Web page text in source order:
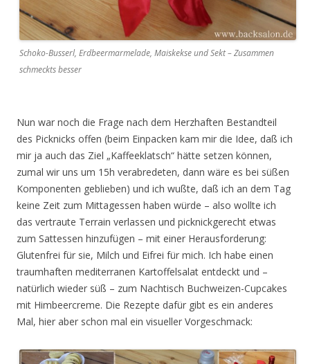
Schoko-Busserl, Erdbeermarmelade, Maiskekse und Sekt – Zusammen
schmeckts besser
Nun war noch die Frage nach dem Herzhaften Bestandteil
des Picknicks offen (beim Einpacken kam mir die Idee, daß ich
mir ja auch das Ziel „Kaffeeklatsch“ hätte setzen können,
zumal wir uns um 15h verabredeten, dann wäre es bei süßen
Komponenten geblieben) und ich wußte, daß ich an dem Tag
keine Zeit zum Mittagessen haben würde – also wollte ich
das vertraute Terrain verlassen und picknickgerecht etwas
zum Sattessen hinzufügen – mit einer Herausforderung:
Glutenfrei für sie, Milch und Eifrei für mich. Ich habe einen
traumhaften mediterranen Kartoffelsalat entdeckt und –
natürlich wieder süß – zum Nachtisch Buchweizen-Cupcakes
mit Himbeercreme. Die Rezepte dafür gibt es ein anderes
Mal, hier aber schon mal ein visueller Vorgeschmack: